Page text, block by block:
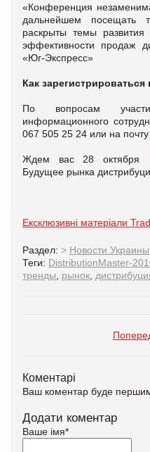
«Конференция
дальнейшем посещать
раскрыты темы
эффективности продаж
«Юг-Экспресс»
Как зарегистрироваться
По вопросам
информационного
067 505 25 24 или на почту
Ждем вас 28 октября
Будущее рынка
Ексклюзивні матеріали
Раздел: > Новости Украины
Теги: DistributionMaster-
тренды
рынок
Коментарі
Ваш коментар буде
Додати коментар
Ваше імя*